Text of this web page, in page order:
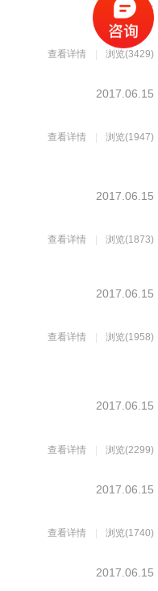
2017.06.15
查看详情 浏览(3429)
2017.06.15
查看详情 浏览(1947)
2017.06.15
查看详情 浏览(1873)
2017.06.15
查看详情 浏览(1958)
2017.06.15
查看详情 浏览(2299)
2017.06.15
查看详情 浏览(1740)
2017.06.15